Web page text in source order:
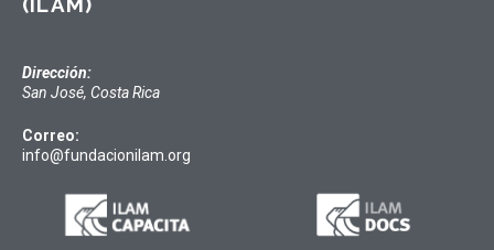
Dirección:
San José, Costa Rica
Correo:
info@fundacionilam.org